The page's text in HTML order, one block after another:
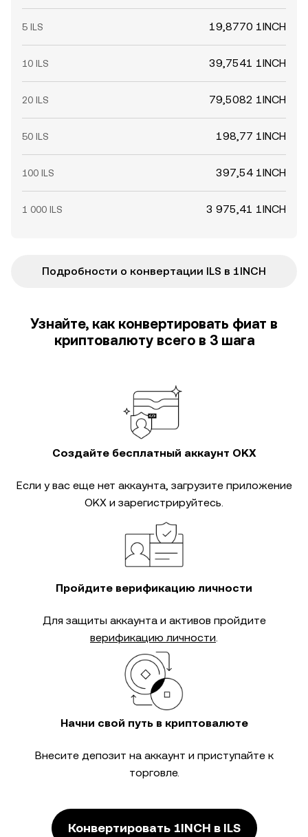
5 ILS 19,8770 1INCH
10 ILS 39,7541 1INCH
20 ILS 79,5082 1INCH
50 ILS 198,77 1INCH
100 ILS 397,54 1INCH
1 000 ILS 3 975,41 1INCH
Подробности о конвертации ILS в 1INCH
Узнайте, как конвертировать фиат в
криптовалюту всего в 3 шага
Создайте бесплатный аккаунт OKX
Если у вас еще нет аккаунта, загрузите приложение
OKX и зарегистрируйтесь.
Пройдите верификацию личности
Для защиты аккаунта и активов пройдите
верификацию личности.
Начни свой путь в криптовалюте
Внесите депозит на аккаунт и приступайте к
торговле.
Конвертировать 1INCH в ILS